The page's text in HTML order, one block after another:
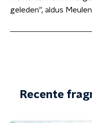
geleden’’, aldus
Recente